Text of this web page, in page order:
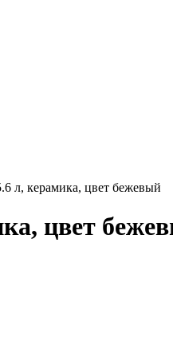
л, керамика, цвет бежевый
цвет